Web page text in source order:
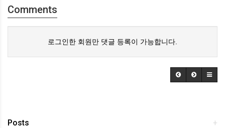
Comments
로그인한 회원만 댓글 등록이 가능합니다.
+
Posts